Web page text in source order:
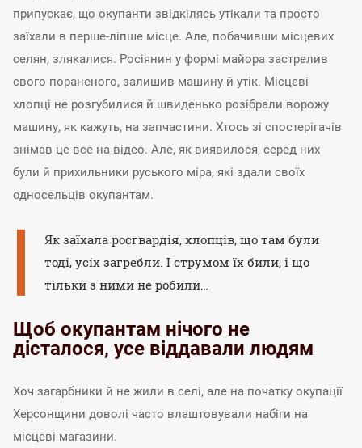
припускає, що окупанти звідкілясь утікали та просто
заїхали в перше-ліпше місце. Але, побачивши місцевих
селян, злякалися. Росіянин у формі майора застрелив
свого пораненого, залишив машину й утік. Місцеві
хлопці не розгубилися й швиденько розібрали ворожу
машину, як кажуть, на запчастини. Хтось зі спостерігачів
знімав це все на відео. Але, як виявилося, серед них
були й прихильники руського міра, які здали своїх
односельців окупантам.
Як заїхала росгвардія, хлопців, що там були
тоді, усіх загребли. І струмом їх били, і що
тільки з ними не робили…
Щоб окупантам нічого не
дісталося, усе віддавали людям
Хоч загарбники й не жили в селі, але на початку окупації
Херсонщини доволі часто влаштовували набіги на
місцеві магазини.